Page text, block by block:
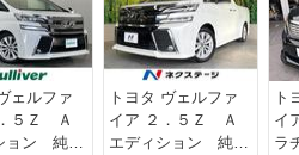
ェルファ
５Ｚ Ａ
ョン 純正
トヨタ ヴェルファ
イア ２．５Ｚ Ａ
エディション 純正
ト
イ
ラ